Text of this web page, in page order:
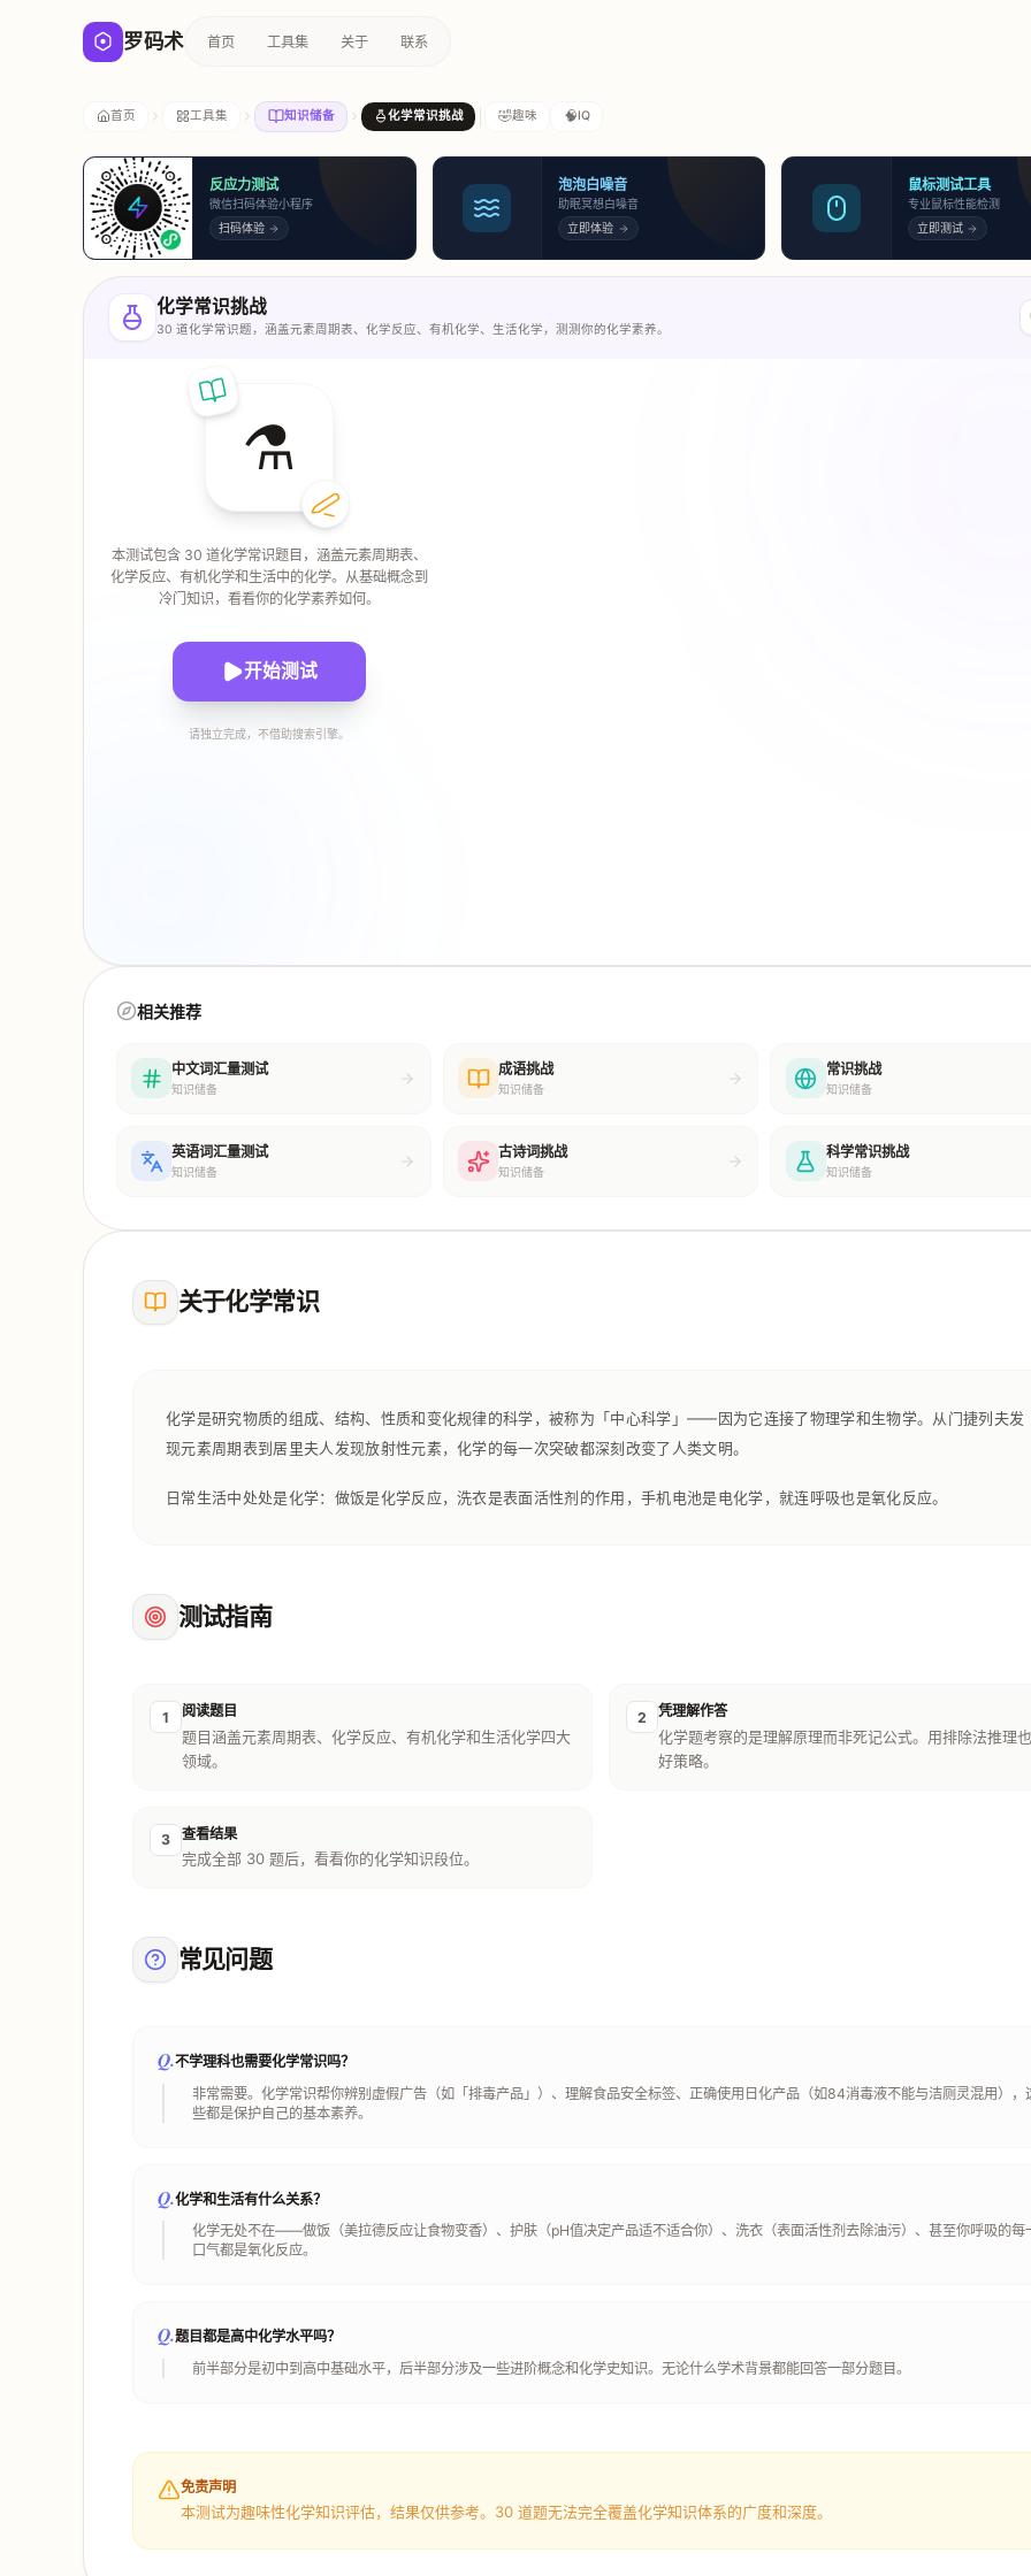
罗码术 首页 工具集 关于 联系
首页 工具集 知识储备 化学常识挑战 🤣趣味 🧠IQ
反应力测试
微信扫码体验小程序
扫码体验
泡泡白噪音
助眠冥想白噪音
立即体验
鼠标测试工具
专业鼠标性能检测
立即测试
化学常识挑战
30 道化学常识题，涵盖元素周期表、化学反应、有机化学、生活化学，测测你的化学素养。
⚗️
本测试包含 30 道化学常识题目，涵盖元素周期表、
化学反应、有机化学和生活中的化学。从基础概念到
冷门知识，看看你的化学素养如何。
开始测试
请独立完成，不借助搜索引擎。
相关推荐
中文词汇量测试
知识储备
成语挑战
知识储备
常识挑战
知识储备
英语词汇量测试
知识储备
古诗词挑战
知识储备
科学常识挑战
知识储备
关于化学常识
化学是研究物质的组成、结构、性质和变化规律的科学，被称为「中心科学」——因为它连接了物理学和生物学。从门捷列夫发
现元素周期表到居里夫人发现放射性元素，化学的每一次突破都深刻改变了人类文明。
日常生活中处处是化学：做饭是化学反应，洗衣是表面活性剂的作用，手机电池是电化学，就连呼吸也是氧化反应。
测试指南
1 阅读题目
题目涵盖元素周期表、化学反应、有机化学和生活化学四大
领域。
2 凭理解作答
化学题考察的是理解原理而非死记公式。用排除法推理
好策略。
3 查看结果
完成全部 30 题后，看看你的化学知识段位。
常见问题
Q.不学理科也需要化学常识吗？
非常需要。化学常识帮你辨别虚假广告（如「排毒产品」）、理解食品安全标签、正确使用日化产品（如84消毒液不能与洁厕灵混用），
些都是保护自己的基本素养。
Q.化学和生活有什么关系？
化学无处不在——做饭（美拉德反应让食物变香）、护肤（pH值决定产品适不适合你）、洗衣（表面活性剂去除油污）、甚至你呼吸的每
口气都是氧化反应。
Q.题目都是高中化学水平吗？
前半部分是初中到高中基础水平，后半部分涉及一些进阶概念和化学史知识。无论什么学术背景都能回答一部分题目。
免责声明
本测试为趣味性化学知识评估，结果仅供参考。30 道题无法完全覆盖化学知识体系的广度和深度。